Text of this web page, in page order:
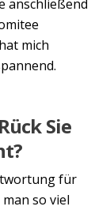
anschließend
mich
Sie
für
so viel